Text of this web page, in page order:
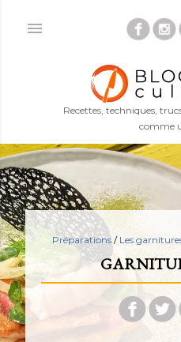
Accéder au
Recettes, techniques,
comme
Préparations / Les